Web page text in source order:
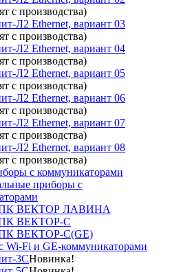
с производства)
Л2 Ethernet, вариант 03
с производства)
Л2 Ethernet, вариант 04
с производства)
Л2 Ethernet, вариант 05
с производства)
Л2 Ethernet, вариант 06
с производства)
Л2 Ethernet, вариант 07
с производства)
Л2 Ethernet, вариант 08
с производства)
с коммуникаторами
приборы с
ВЕКТОР ЛАВИНА
ВЕКТОР-С
ВЕКТОР-С(GE)
Wi-Fi и GE-коммуникаторами
3СНовинка!